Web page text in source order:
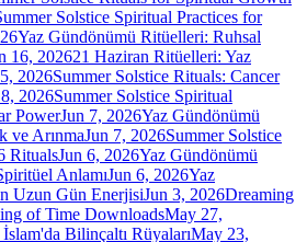
Solstice Spiritual Practices for
Yaz Gündönümü Ritüelleri: Ruhsal
16, 202621 Haziran Ritüelleri: Yaz
2026Summer Solstice Rituals: Cancer
2026Summer Solstice Spiritual
PowerJun 7, 2026Yaz Gündönümü
ve ArınmaJun 7, 2026Summer Solstice
RitualsJun 6, 2026Yaz Gündönümü
AnlamıJun 6, 2026Yaz
Uzun Gün EnerjisiJun 3, 2026Dreaming
of Time DownloadsMay 27,
Bilinçaltı RüyalarıMay 23,